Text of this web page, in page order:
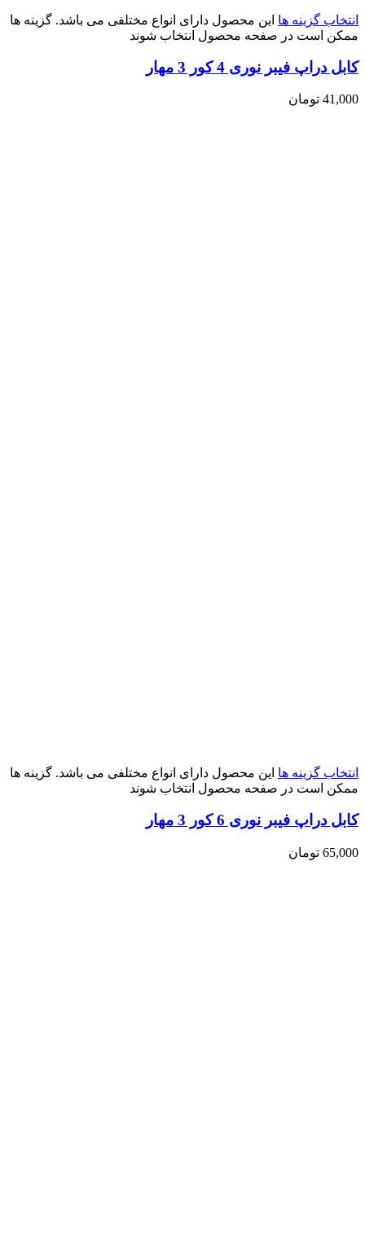
انتخاب گزینه ها این محصول دارای انواع مختلفی می باشد. گزینه ها
ممکن است در صفحه محصول انتخاب شوند
کابل دراپ فیبر نوری 4 کور 3 مهار
41,000 تومان
انتخاب گزینه ها این محصول دارای انواع مختلفی می باشد. گزینه ها
ممکن است در صفحه محصول انتخاب شوند
کابل دراپ فیبر نوری 6 کور 3 مهار
65,000 تومان